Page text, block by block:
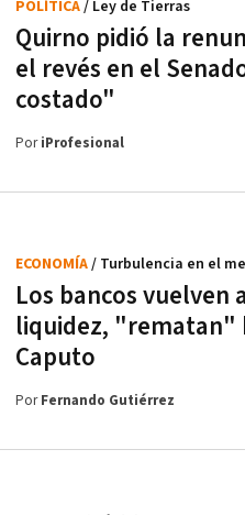
Quirno pidió la
el revés en el
costado"
POLÍTICA/ Ley de Tierras
PoriProfesional
Los bancos
liquidez, "rematan"
Caputo
ECONOMÍA/ Turbulencia en el
PorFernando Gutiérrez